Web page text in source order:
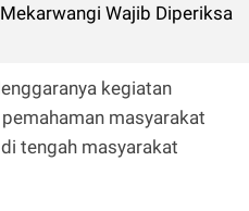
Wajib Diperiksa
kegiatan
masyarakat
tengah masyarakat